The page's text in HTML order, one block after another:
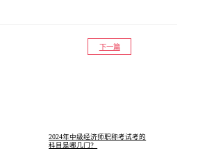
下一篇
2024年中级经济师职称考试考的
科目是哪几门？